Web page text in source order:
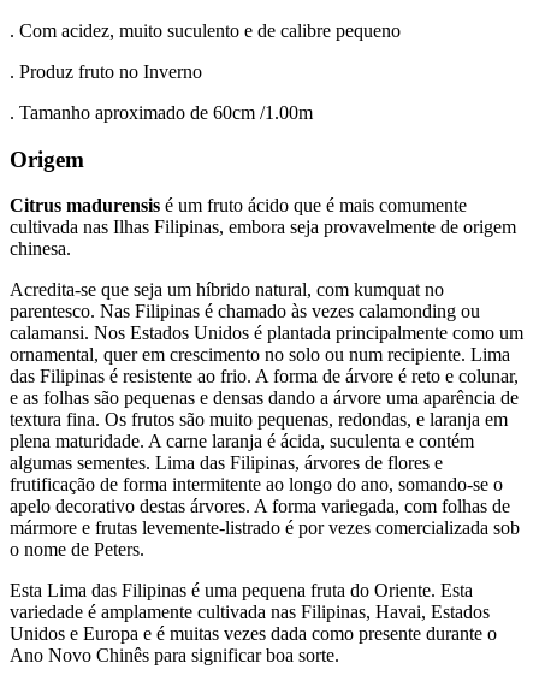
. Com acidez, muito suculento e de calibre pequeno
. Produz fruto no Inverno
. Tamanho aproximado de 60cm /1.00m
Origem
Citrus madurensis é um fruto ácido que é mais comumente
cultivada nas Ilhas Filipinas, embora seja provavelmente de origem
chinesa.
Acredita-se que seja um híbrido natural, com kumquat no
parentesco. Nas Filipinas é chamado às vezes calamonding ou
calamansi. Nos Estados Unidos é plantada principalmente como um
ornamental, quer em crescimento no solo ou num recipiente. Lima
das Filipinas é resistente ao frio. A forma de árvore é reto e colunar,
e as folhas são pequenas e densas dando a árvore uma aparência de
textura fina. Os frutos são muito pequenas, redondas, e laranja em
plena maturidade. A carne laranja é ácida, suculenta e contém
algumas sementes. Lima das Filipinas, árvores de flores e
frutificação de forma intermitente ao longo do ano, somando-se o
apelo decorativo destas árvores. A forma variegada, com folhas de
mármore e frutas levemente-listrado é por vezes comercializada sob
o nome de Peters.
Esta Lima das Filipinas é uma pequena fruta do Oriente. Esta
variedade é amplamente cultivada nas Filipinas, Havai, Estados
Unidos e Europa e é muitas vezes dada como presente durante o
Ano Novo Chinês para significar boa sorte.